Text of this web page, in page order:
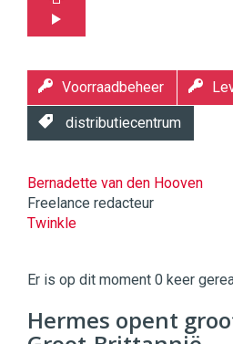
Voorraadbeheer
distributiecentrum
Bernadette van den Hooven
Freelance redacteur
Twinkle
|
Digital
Commerce https://
Er is op dit moment 0 keer
Hermes opent